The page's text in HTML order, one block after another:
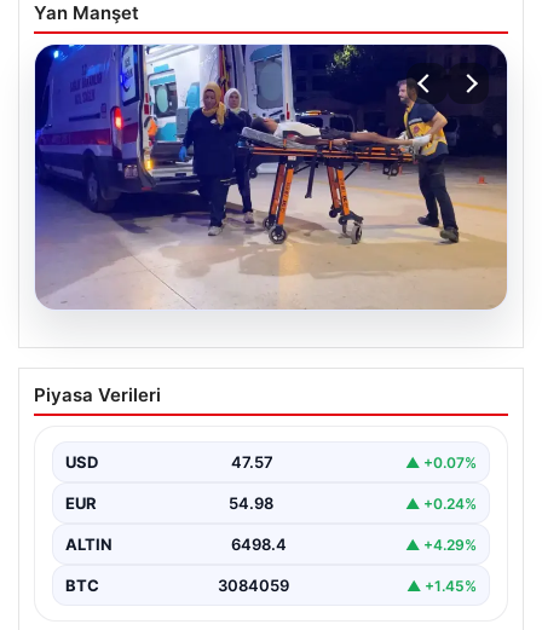
Yan Manşet
05.08.2026
İnegöl’de motosikletli silahlı saldırı: 19
yaşındaki Eren K. yaralandı
tüfekle ateş açması sonucu 19 yaşındaki Eren…
Piyasa Verileri
USD 47.57 ▲ +0.07%
EUR 54.98 ▲ +0.24%
ALTIN 6498.4 ▲ +4.29%
BTC 3084059 ▲ +1.45%